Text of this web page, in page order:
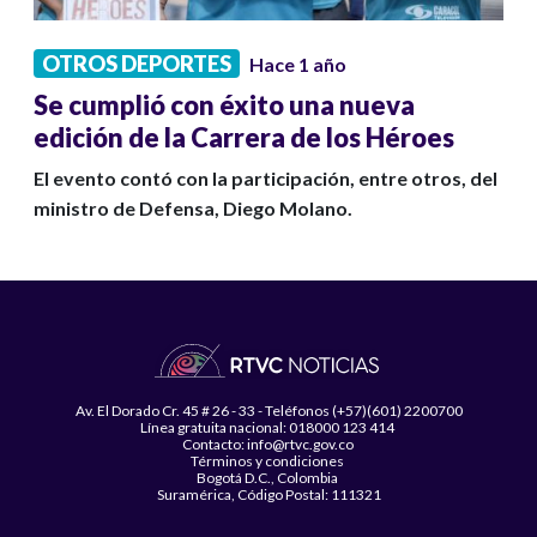
OTROS DEPORTES Hace 1 año
Se cumplió con éxito una nueva
edición de la Carrera de los Héroes
El evento contó con la participación, entre otros, del
ministro de Defensa, Diego Molano.
Av. El Dorado Cr. 45 # 26 - 33 - Teléfonos (+57)(601) 2200700
Línea gratuita nacional: 018000 123 414
Contacto: info@rtvc.gov.co
Términos y condiciones
Bogotá D.C., Colombia
Suramérica, Código Postal: 111321